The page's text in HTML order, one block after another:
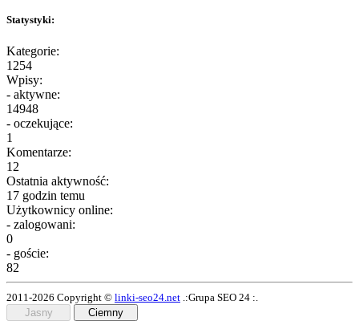
Statystyki:
Kategorie:
1254
Wpisy:
- aktywne:
14948
- oczekujące:
1
Komentarze:
12
Ostatnia aktywność:
17 godzin temu
Użytkownicy online:
- zalogowani:
0
- goście:
82
2011-2026 Copyright © linki-seo24.net .:Grupa SEO 24 :.
Jasny
Ciemny